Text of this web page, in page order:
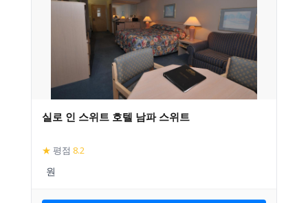
실로 인 스위트 호텔 남파 스위트
★ 평점 8.2